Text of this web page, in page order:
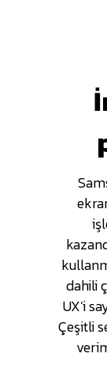
dahili
UX’i
Çeşitli